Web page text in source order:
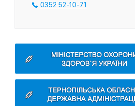
0352 52-10-71